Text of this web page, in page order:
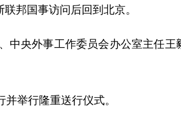
邦国事访问后回到北京。
央外事工作委员会办公室主任王
举行隆重送行仪式。